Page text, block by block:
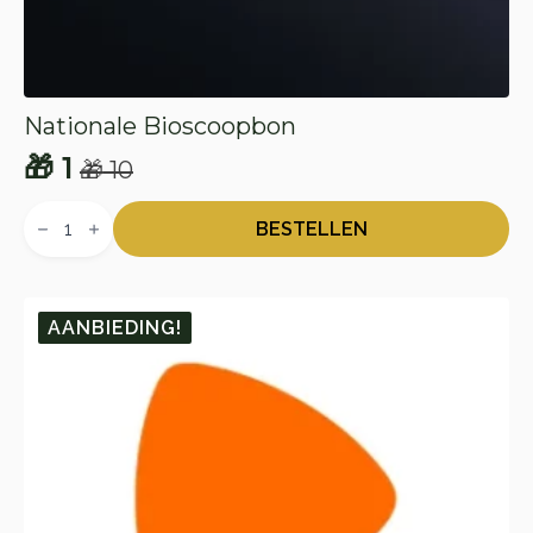
Nationale Bioscoopbon
🎁10
Oorspronkelijke
prijs
🎁 1
Huidige
prijs
Bioscoopbon
BESTELLEN
AANBIEDING!